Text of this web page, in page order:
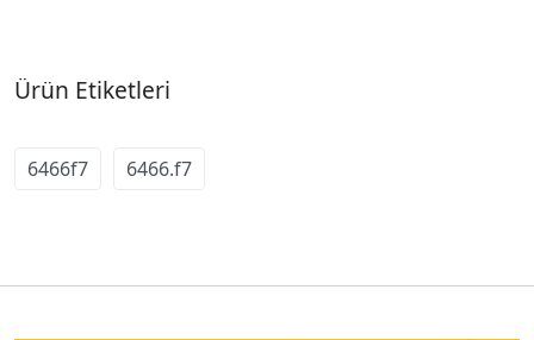
Ürün Etiketleri
6466f7 6466.f7